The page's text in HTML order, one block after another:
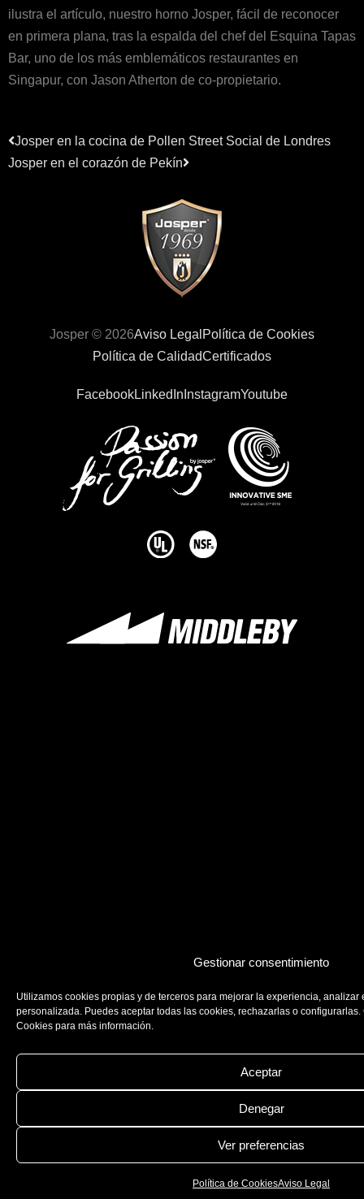
Gestionar consentimiento
Utilizamos cookies propias y de terceros para mejorar la experiencia, analizar
personalizada. Puedes aceptar todas las cookies, rechazarlas o
Cookies para más información.
Aceptar
Denegar
Ver preferencias
Política de CookiesAviso Legal
ilustra el artículo, nuestro horno Josper, fácil de reconocer
en primera plana, tras la espalda del chef del Esquina Tapas
Bar, uno de los más emblemáticos restaurantes en
Singapur, con Jason Atherton de co-propietario.
Ant
Josper en la cocina de Pollen Street Social de Londres
Josper en el corazón de Pekín
Siguiente
Josper © 2026Aviso LegalPolítica de Cookies
Política de CalidadCertificados
FacebookLinkedInInstagramYoutube